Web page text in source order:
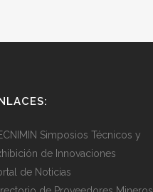
Simposios Técnicos y
de Innovaciones
de Noticias